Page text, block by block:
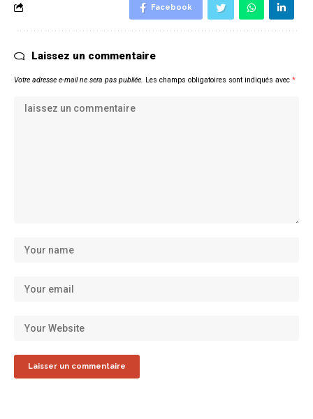
Facebook
Laissez un commentaire
Votre adresse e-mail ne sera pas publiée. Les champs obligatoires sont indiqués avec *